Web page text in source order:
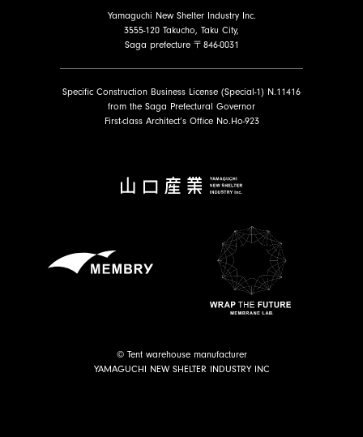
Yamaguchi New Shelter Industry Inc.
3555-120 Takucho, Taku City,
Saga prefecture 〒846-0031
Specific Construction Business License (Special-1) N.11416
from the Saga Prefectural Governor
First-class Architect’s Office No.Ho-923
© Tent warehouse manufacturer
YAMAGUCHI NEW SHELTER INDUSTRY INC